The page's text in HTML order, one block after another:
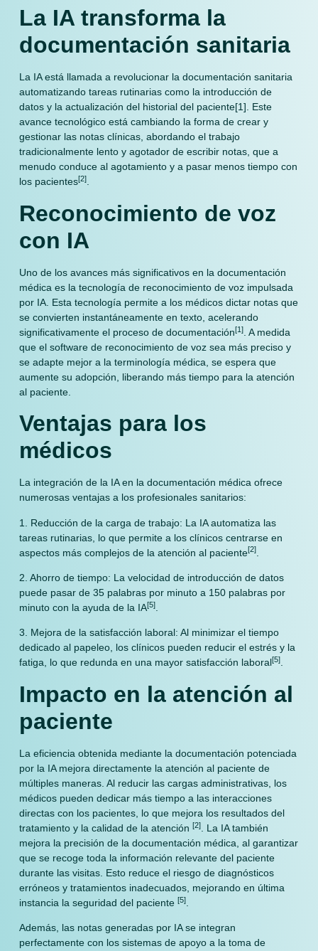
La IA transforma la
documentación sanitaria
La IA está llamada a revolucionar la documentación sanitaria
automatizando tareas rutinarias como la introducción de
datos y la actualización del historial del paciente[1]. Este
avance tecnológico está cambiando la forma de crear y
gestionar las notas clínicas, abordando el trabajo
tradicionalmente lento y agotador de escribir notas, que a
menudo conduce al agotamiento y a pasar menos tiempo con
los pacientes[2].
Reconocimiento de voz
con IA
Uno de los avances más significativos en la documentación
médica es la tecnología de reconocimiento de voz impulsada
por IA. Esta tecnología permite a los médicos dictar notas que
se convierten instantáneamente en texto, acelerando
significativamente el proceso de documentación[1]. A medida
que el software de reconocimiento de voz sea más preciso y
se adapte mejor a la terminología médica, se espera que
aumente su adopción, liberando más tiempo para la atención
al paciente.
Ventajas para los
médicos
La integración de la IA en la documentación médica ofrece
numerosas ventajas a los profesionales sanitarios:
1. Reducción de la carga de trabajo: La IA automatiza las
tareas rutinarias, lo que permite a los clínicos centrarse en
aspectos más complejos de la atención al paciente[2].
2. Ahorro de tiempo: La velocidad de introducción de datos
puede pasar de 35 palabras por minuto a 150 palabras por
minuto con la ayuda de la IA[5].
3. Mejora de la satisfacción laboral: Al minimizar el tiempo
dedicado al papeleo, los clínicos pueden reducir el estrés y la
fatiga, lo que redunda en una mayor satisfacción laboral[5].
Impacto en la atención al
paciente
La eficiencia obtenida mediante la documentación potenciada
por la IA mejora directamente la atención al paciente de
múltiples maneras. Al reducir las cargas administrativas, los
médicos pueden dedicar más tiempo a las interacciones
directas con los pacientes, lo que mejora los resultados del
tratamiento y la calidad de la atención [2]. La IA también
mejora la precisión de la documentación médica, al garantizar
que se recoge toda la información relevante del paciente
durante las visitas. Esto reduce el riesgo de diagnósticos
erróneos y tratamientos inadecuados, mejorando en última
instancia la seguridad del paciente [5].
Además, las notas generadas por IA se integran
perfectamente con los sistemas de apoyo a la toma de